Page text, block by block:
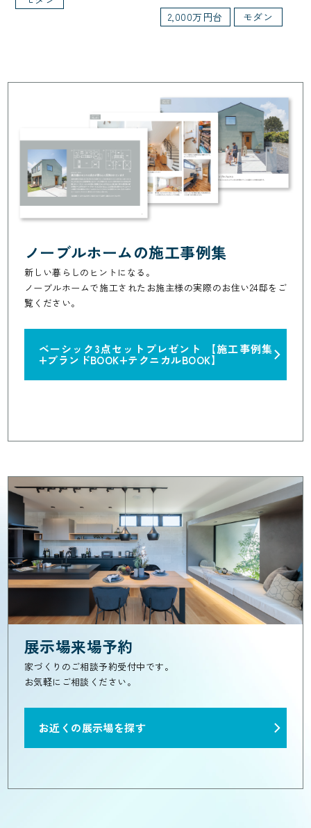
2,000万円台
モダン
ノーブルホームの施工事例集
新しい暮らしのヒントになる。
ノーブルホームで施工されたお施主様の実際のお住い24邸をご
覧ください。
ベーシック3点セットプレゼント 【施工事例集
+ブランドBOOK+テクニカルBOOK】
展示場来場予約
家づくりのご相談予約受付中です。
お気軽にご相談ください。
お近くの展示場を探す